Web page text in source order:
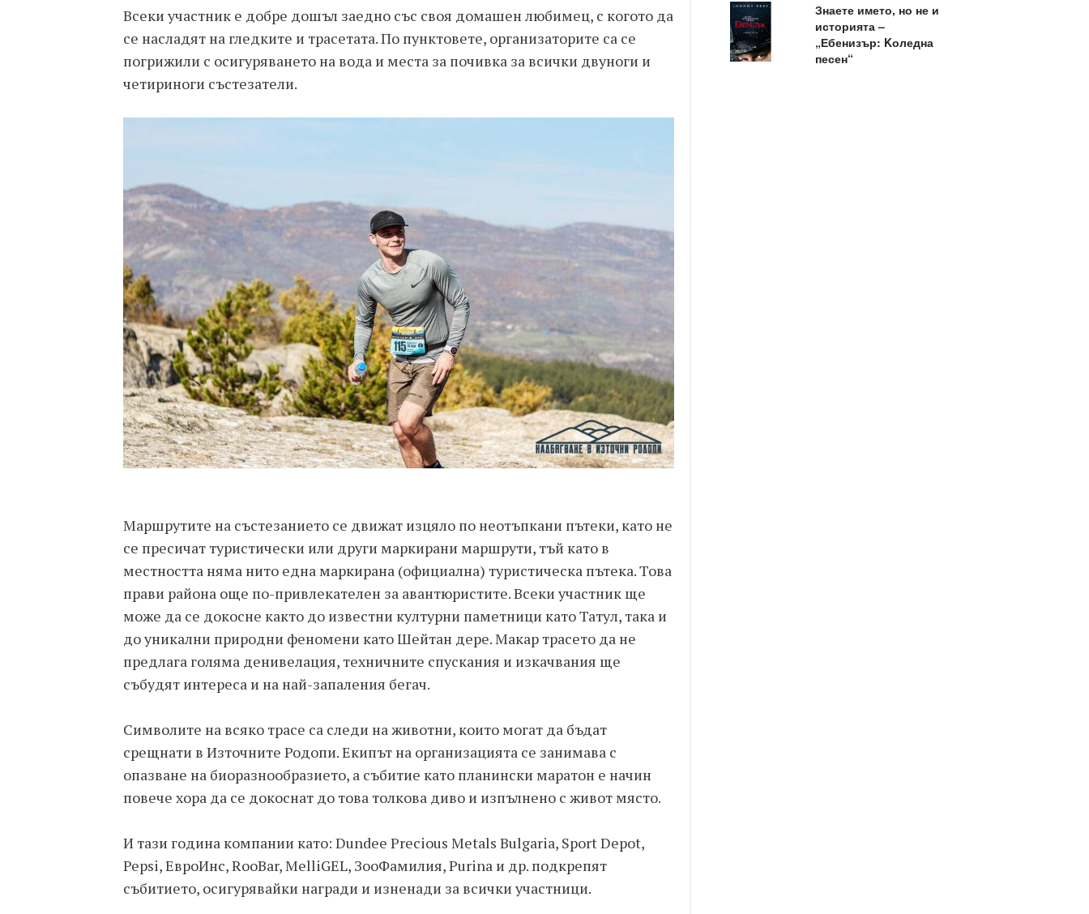
Всеки участник е добре дошъл заедно със своя домашен любимец, с когото да
се насладят на гледките и трасетата. По пунктовете, организаторите са се
погрижили с осигуряването на вода и места за почивка за всички двуноги и
четириноги състезатели.
Маршрутите на състезанието се движат изцяло по неотъпкани пътеки, като не
се пресичат туристически или други маркирани маршрути, тъй като в
местността няма нито една маркирана (официална) туристическа пътека. Това
прави района още по-привлекателен за авантюристите. Всеки участник ще
може да се докосне както до известни културни паметници като Татул, така и
до уникални природни феномени като Шейтан дере. Макар трасето да не
предлага голяма денивелация, техничните спускания и изкачвания ще
събудят интереса и на най-запаления бегач.
Символите на всяко трасе са следи на животни, които могат да бъдат
срещнати в Източните Родопи. Екипът на организацията се занимава с
опазване на биоразнообразието, а събитие като планински маратон е начин
повече хора да се докоснат до това толкова диво и изпълнено с живот място.
И тази година компании като: Dundee Precious Metals Bulgaria, Sport Depot,
Pepsi, ЕвроИнс, RooBar, MelliGEL, ЗооФамилия, Purina и др. подкрепят
събитието, осигурявайки награди и изненади за всички участници.
Знаете името, но не и
историята –
„Ебенизър: Kоледна
песен“